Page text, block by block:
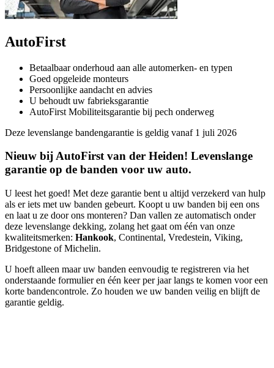
AutoFirst
Betaalbaar onderhoud aan alle automerken- en typen
Goed opgeleide monteurs
Persoonlijke aandacht en advies
U behoudt uw fabrieksgarantie
AutoFirst Mobiliteitsgarantie bij pech onderweg
Deze levenslange bandengarantie is geldig vanaf 1 juli 2026
Nieuw bij AutoFirst van der Heiden! Levenslange
garantie op de banden voor uw auto.
U leest het goed! Met deze garantie bent u altijd verzekerd van hulp
als er iets met uw banden gebeurt. Koopt u uw banden bij een ons
en laat u ze door ons monteren? Dan vallen ze automatisch onder
deze levenslange dekking, zolang het gaat om één van onze
kwaliteitsmerken: Hankook, Continental, Vredestein, Viking,
Bridgestone of Michelin.
U hoeft alleen maar uw banden eenvoudig te registreren via het
onderstaande formulier en één keer per jaar langs te komen voor een
korte bandencontrole. Zo houden we uw banden veilig en blijft de
garantie geldig.